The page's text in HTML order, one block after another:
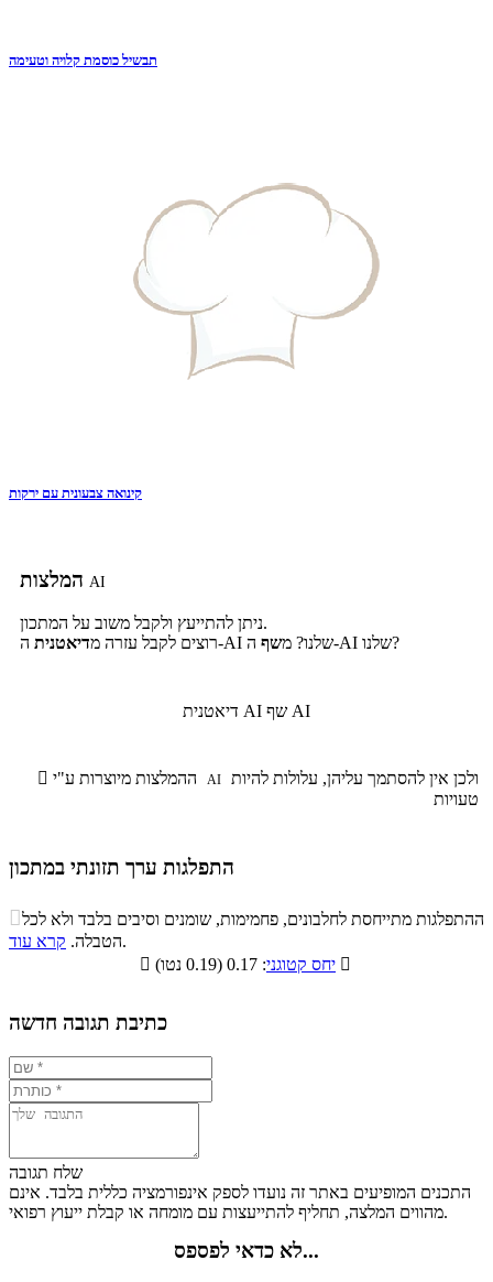
תבשיל כוסמת קלויה וטעימה
קינואה צבעונית עם ירקות
AI
ניתן להתייעץ ולקבל משוב על המתכון.
רוצים לקבל עזרה מדיאטנית ה-AI שלנו? משף ה-AI שלנו?
דיאטנית AI שף AI
 AI
טעויות
התפלגות ערך תזונתי במתכון
התפלגות ערך תזונתי במתכון
סיבים
תזונתיים
שומנים חלבונים
12.4% 65.1%
ההתפלגות מתייחסת לחלבונים, פחמימות, שומנים וסיבים בלבד ולא לכל
הטבלה. קרא עוד
.

יחס קטוגני 
כתיבת תגובה חדשה
שלח תגובה
התכנים המופיעים באתר זה נועדו לספק אינפורמציה כללית בלבד. אינם
מהווים המלצה, תחליף להתייעצות עם מומחה או קבלת ייעוץ רפואי.
לא כדאי לפספס...